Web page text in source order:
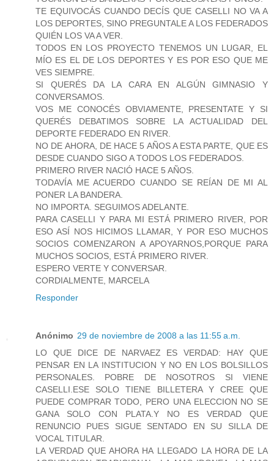
TE EQUIVOCÁS CUANDO DECÍS QUE CASELLI NO VA A
LOS DEPORTES, SINO PREGUNTALE A LOS FEDERADOS
QUIÉN LOS VA A VER.
TODOS EN LOS PROYECTO TENEMOS UN LUGAR, EL
MÍO ES EL DE LOS DEPORTES Y ES POR ESO QUE ME
VES SIEMPRE.
SI QUERÉS DA LA CARA EN ALGÚN GIMNASIO Y
CONVERSAMOS.
VOS ME CONOCÉS OBVIAMENTE, PRESENTATE Y SI
QUERÉS DEBATIMOS SOBRE LA ACTUALIDAD DEL
DEPORTE FEDERADO EN RIVER.
NO DE AHORA, DE HACE 5 AÑOS A ESTA PARTE, QUE ES
DESDE CUANDO SIGO A TODOS LOS FEDERADOS.
PRIMERO RIVER NACIÓ HACE 5 AÑOS.
TODAVÍA ME ACUERDO CUANDO SE REÍAN DE MI AL
PONER LA BANDERA.
NO IMPORTA. SEGUIMOS ADELANTE.
PARA CASELLI Y PARA MI ESTÁ PRIMERO RIVER, POR
ESO ASÍ NOS HICIMOS LLAMAR, Y POR ESO MUCHOS
SOCIOS COMENZARON A APOYARNOS,PORQUE PARA
MUCHOS SOCIOS, ESTÁ PRIMERO RIVER.
ESPERO VERTE Y CONVERSAR.
CORDIALMENTE, MARCELA
Responder
Anónimo 29 de noviembre de 2008 a las 11:55 a.m.
LO QUE DICE DE NARVAEZ ES VERDAD: HAY QUE
PENSAR EN LA INSTITUCION Y NO EN LOS BOLSILLOS
PERSONALES. POBRE DE NOSOTROS SI VIENE
CASELLI.ESE SOLO TIENE BILLETERA Y CREE QUE
PUEDE COMPRAR TODO, PERO UNA ELECCION NO SE
GANA SOLO CON PLATA.Y NO ES VERDAD QUE
RENUNCIO PUES SIGUE SENTADO EN SU SILLA DE
VOCAL TITULAR.
LA VERDAD QUE AHORA HA LLEGADO LA HORA DE LA